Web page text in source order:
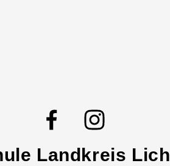
Landkreis